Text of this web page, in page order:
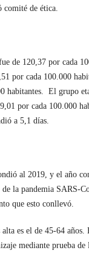
de ética.
de 120,37 por cada
por cada 100.000
habitantes. El grupo
por cada 100.000
a 5,1 días.
al 2019, y el año
la pandemia SARS-
que esto conllevó.
es el de 45-64 años.
mediante prueba de